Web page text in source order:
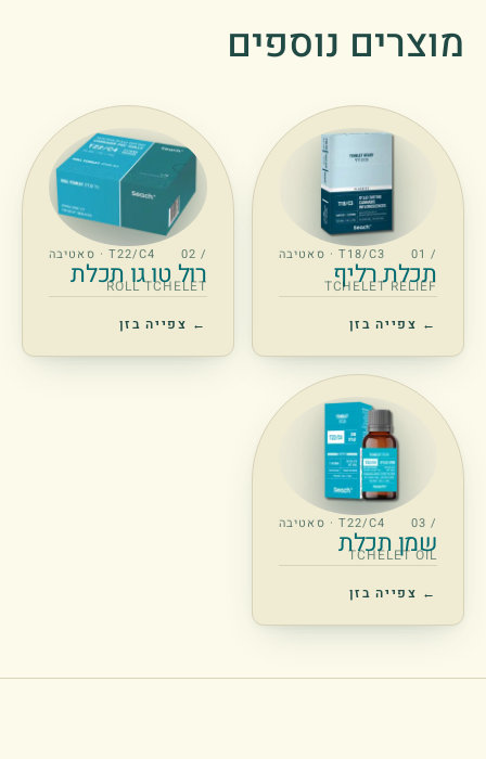
נוספים
T18/C3 · סאטיבה
תכלת רליף
TCHELET RELIEF
← צפייה בזן
T22/C4 · סאטיבה
רול טו גו תכלת
ROLL TCHELET
← צפייה בזן
T22/C4 · סאטיבה
שמן תכלת
TCHELET OIL
← צפייה בזן